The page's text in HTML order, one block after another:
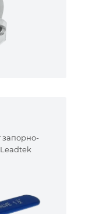
запорно-